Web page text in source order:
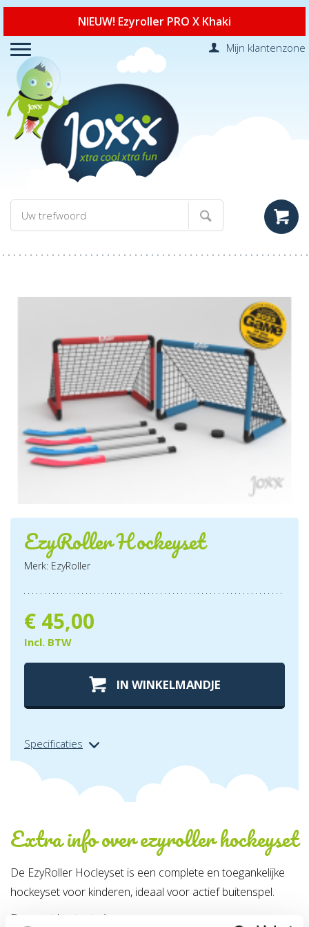
NIEUW! Ezyroller PRO X Khaki
Mijn klantenzone
EzyRoller Hockeyset
Merk: EzyRoller
€ 45,00
Incl. BTW
IN WINKELMANDJE
Specificaties
Extra info overezyroller hockeyset
De EzyRoller Hocleyset is een complete en toegankelijke
hockeyset voor kinderen, ideaal voor actief buitenspel.
Deze set bestaat uit: